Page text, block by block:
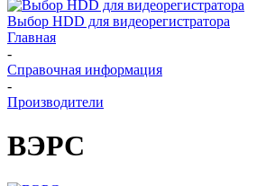
Выбор HDD для видеорегистратора
Главная
-
Справочная информация
-
Производители
ВЭРС